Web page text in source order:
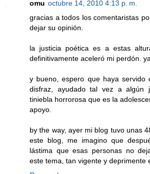
omu octubre 14, 2010 4:13 p. m.
gracias a todos los comentaristas
dejar su opinión.
la justicia poética es a estas
definitivamente aceleró mi perdón.
y bueno, espero que haya servido
disfraz, ayudado tal vez a algún
tiniebla horrorosa que es la
apoyo.
by the way, ayer mi blog tuvo unas
este blog, me imagino que
lástima que esas personas no
este tema, tan vigente y deprimente